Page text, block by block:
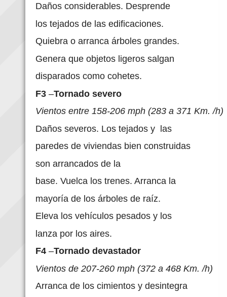
Daños considerables. Desprende
los tejados de las edificaciones.
Quiebra o arranca árboles grandes.
Genera que objetos ligeros salgan
disparados como cohetes.
F3 –Tornado severo
Vientos entre 158-206 mph (283 a 371 Km. /h)
Daños severos. Los tejados y las
paredes de viviendas bien construidas
son arrancados de la
base. Vuelca los trenes. Arranca la
mayoría de los árboles de raíz.
Eleva los vehículos pesados y los
lanza por los aires.
F4 –Tornado devastador
Vientos de 207-260 mph (372 a 468 Km. /h)
Arranca de los cimientos y desintegra